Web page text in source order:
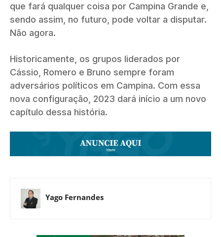
que fará qualquer coisa por Campina Grande e,
sendo assim, no futuro, pode voltar a disputar.
Não agora.
Historicamente, os grupos liderados por
Cássio, Romero e Bruno sempre foram
adversários políticos em Campina. Com essa
nova configuração, 2023 dará início a um novo
capítulo dessa história.
Yago Fernandes